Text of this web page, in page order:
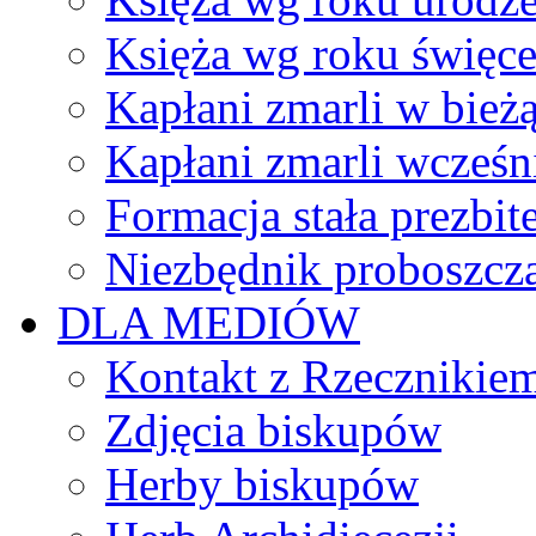
Księża wg roku
Kapłani zmarli w
Kapłani zmarli
Formacja stała
Niezbędnik
DLA MEDIÓW
Kontakt z
Zdjęcia biskupów
Herby biskupów